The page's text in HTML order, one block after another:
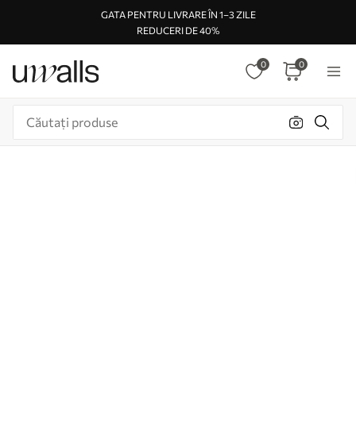
GATA PENTRU LIVRARE ÎN 1–3 ZILE
REDUCERI DE 40%
0 0